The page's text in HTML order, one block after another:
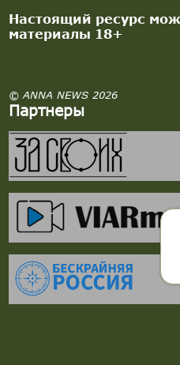
Настоящий ресурс
материалы 18+
© ANNA NEWS 2026
Партнеры